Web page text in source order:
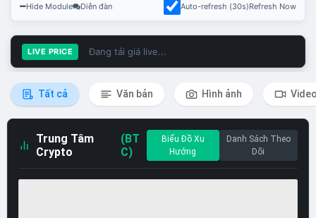
Hide Module Diễn đàn Auto-refresh (30s)Refresh Now
LIVE PRICE Đang tải giá live...
Tất cả Văn bản Hình ảnh
Trung Tâm
Crypto
(BT
C)
Biểu Đồ Xu
Hướng
Danh Sách Theo
Dõi